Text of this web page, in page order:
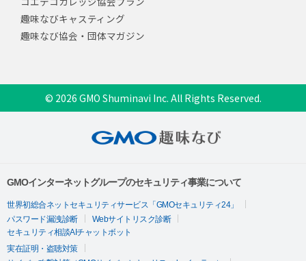
趣味なびキャスティング
趣味なび協会・団体マガジン
© 2026 GMO Shuminavi Inc. All Rights Reserved.